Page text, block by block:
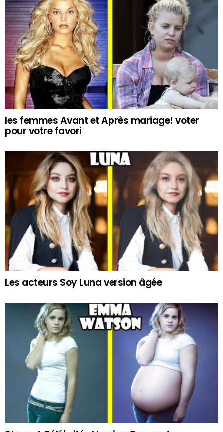
les femmes Avant et Après mariage! voter
pour votre favori
Les acteurs Soy Luna version âgée